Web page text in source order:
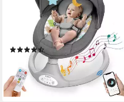
Babywippe 5 Gang einstellbar,
mit Moskitonetz, Musik &
Timer max. 9kg
(27)
88,99 € UVP199,99 €
-56%
lieferbar - in 3-4 Werktagen bei dir